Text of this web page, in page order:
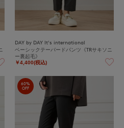
DAY by DAY It's international
ベーシックテーパードパンツ《TRサキソニ
ー裏起毛》
￥4,400(税込)
60%
OFF